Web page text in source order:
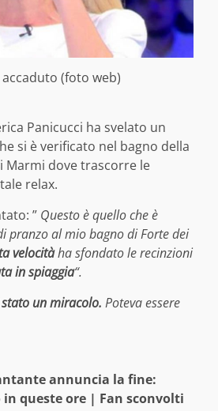
accaduto (foto web)
Panicucci ha svelato un
si è verificato nel bagno della
Marmi dove trascorre le
relax.
” Questo è quello che è
pranzo al mio bagno di Forte dei
velocitàha sfondato le recinzioni
in spiaggia“.
stato un miracolo. Poteva essere
annuncia la fine:
queste ore | Fan sconvolti